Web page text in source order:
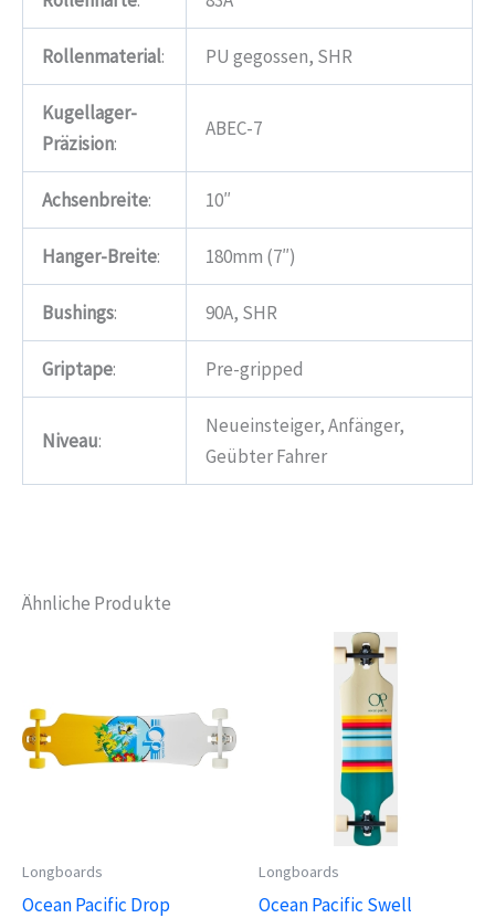
Rollenmaterial: PU gegossen, SHR
Kugellager-
Präzision:
ABEC-7
Achsenbreite: 10″
Hanger-Breite: 180mm (7″)
Bushings: 90A, SHR
Griptape: Pre-gripped
Niveau:
Neueinsteiger, Anfänger,
Geübter Fahrer
Ähnliche Produkte
Longboards
Ocean Pacific Drop
Longboards
Ocean Pacific Swell